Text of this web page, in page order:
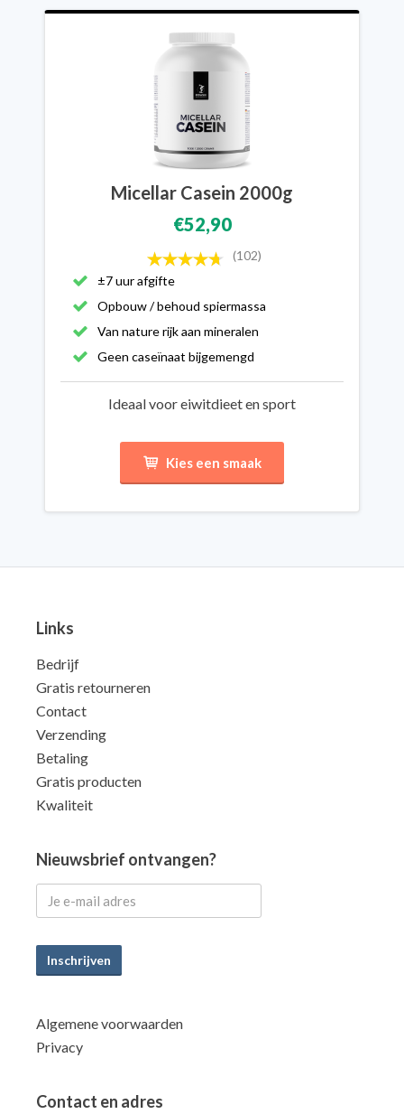
Micellar Casein 2000g
€52,90
(102)
±7 uur afgifte
Opbouw / behoud spiermassa
Van nature rijk aan mineralen
Geen caseïnaat bijgemengd
Ideaal voor eiwitdieet en sport
Kies een smaak
Links
Bedrijf
Gratis retourneren
Contact
Verzending
Betaling
Gratis producten
Kwaliteit
Nieuwsbrief ontvangen?
Inschrijven
Algemene voorwaarden
Privacy
Contact en adres